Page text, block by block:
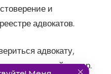
и
адвокатов.
адвокату,
номер.